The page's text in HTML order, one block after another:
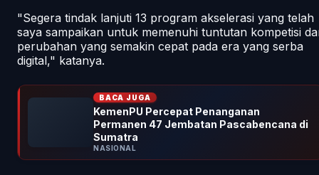
"Segera tindak lanjuti 13 program akselerasi yang telah
saya sampaikan untuk memenuhi tuntutan kompetisi
perubahan yang semakin cepat pada era yang serba
digital," katanya.
BACA JUGA
KemenPU Percepat Penanganan
Permanen 47 Jembatan Pascabencana di
Sumatra
NASIONAL